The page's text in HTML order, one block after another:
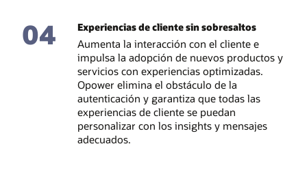
04 Experiencias de cliente sin sobresaltos
Aumenta la interacción con el cliente e
impulsa la adopción de nuevos productos y
servicios con experiencias optimizadas.
Opower elimina el obstáculo de la
autenticación y garantiza que todas las
experiencias de cliente se puedan
personalizar con los insights y mensajes
adecuados.